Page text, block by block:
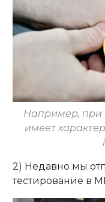
Например, при
имеет
2) Недавно мы
тестирование в